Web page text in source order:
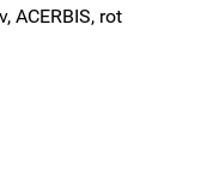
Rucksack Atlantis v, ACERBIS, rot